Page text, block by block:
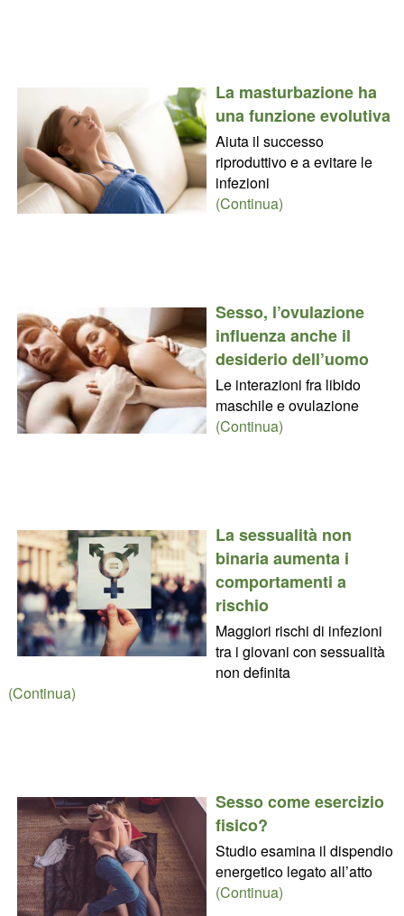
La masturbazione ha
una funzione evolutiva
Aiuta il successo
riproduttivo e a evitare le
infezioni
(Continua)
Sesso, l’ovulazione
influenza anche il
desiderio dell’uomo
Le interazioni fra libido
maschile e ovulazione
(Continua)
La sessualità non
binaria aumenta i
comportamenti a
rischio
Maggiori rischi di infezioni
tra i giovani con sessualità
non definita
(Continua)
Sesso come esercizio
fisico?
Studio esamina il dispendio
energetico legato all’atto
(Continua)